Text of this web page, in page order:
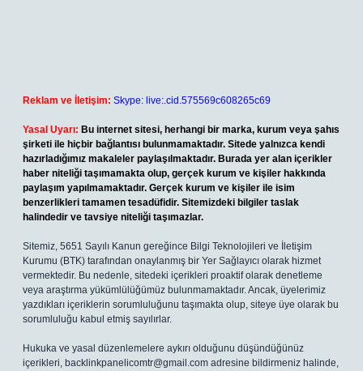
Reklam ve İletişim: Skype: live:.cid.575569c608265c69
Yasal Uyarı: Bu internet sitesi, herhangi bir marka, kurum veya şahıs
şirketi ile hiçbir bağlantısı bulunmamaktadır. Sitede yalnızca kendi
hazırladığımız makaleler paylaşılmaktadır. Burada yer alan içerikler
haber niteliği taşımamakta olup, gerçek kurum ve kişiler hakkında
paylaşım yapılmamaktadır. Gerçek kurum ve kişiler ile isim
benzerlikleri tamamen tesadüfidir. Sitemizdeki bilgiler taslak
halindedir ve tavsiye niteliği taşımazlar.
Sitemiz, 5651 Sayılı Kanun gereğince Bilgi Teknolojileri ve İletişim
Kurumu (BTK) tarafından onaylanmış bir Yer Sağlayıcı olarak hizmet
vermektedir. Bu nedenle, sitedeki içerikleri proaktif olarak denetleme
veya araştırma yükümlülüğümüz bulunmamaktadır. Ancak, üyelerimiz
yazdıkları içeriklerin sorumluluğunu taşımakta olup, siteye üye olarak bu
sorumluluğu kabul etmiş sayılırlar.
Hukuka ve yasal düzenlemelere aykırı olduğunu düşündüğünüz
içerikleri, backlinkpanelicomtr@gmail.com adresine bildirmeniz halinde,